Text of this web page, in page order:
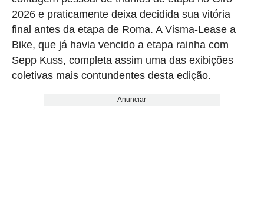
2026 e praticamente deixa decidida sua vitória
final antes da etapa de Roma. A Visma-Lease a
Bike, que já havia vencido a etapa rainha com
Sepp Kuss, completa assim uma das exibições
coletivas mais contundentes desta edição.
Anunciar